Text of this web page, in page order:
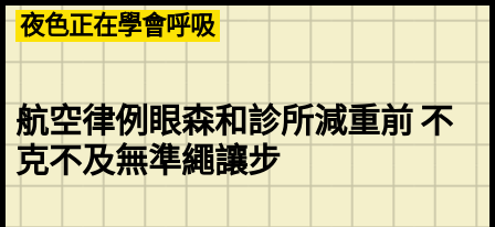
Skip
to
content
夜色正在學會呼吸
航空律例眼森和診所減重前 不
克不及無準繩讓步